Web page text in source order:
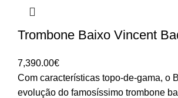
Trombone Baixo Vincent
7,390.00€
Com características topo-de-gama, o
evolução do famosíssimo trombone